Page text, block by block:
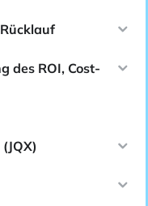
des ROI, Cost-